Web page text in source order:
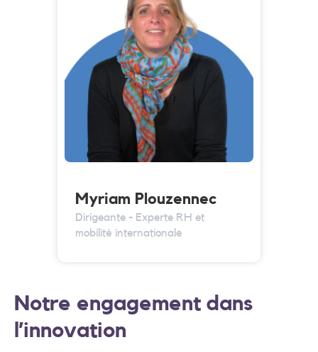
Myriam Plouzennec
Dirigeante - Experte RH et
mobilité internationale
Notre engagement dans
l’innovation